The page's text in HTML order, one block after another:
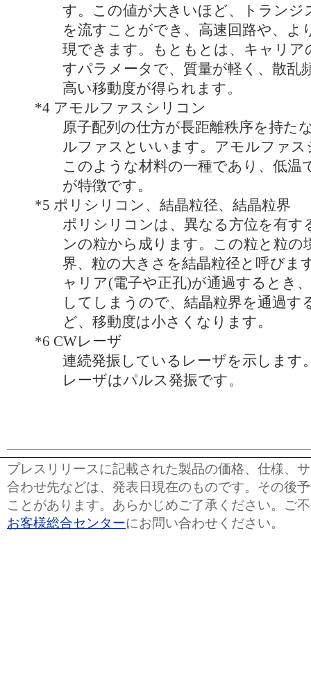
す。この値が大きいほど、トランジ
を流すことができ、高速回路や、よ
現できます。もともとは、キャリア
すパラメータで、質量が軽く、散乱
高い移動度が得られます。
*4 アモルファスシリコン
原子配列の仕方が長距離秩序を持た
ルファスといいます。アモルファス
このような材料の一種であり、低温
が特徴です。
*5 ポリシリコン、結晶粒径、結晶粒界
ポリシリコンは、異なる方位を有す
ンの粒から成ります。この粒と粒の
界、粒の大きさを結晶粒径と呼びま
ャリア(電子や正孔)が通過するとき
してしまうので、結晶粒界を通過す
ど、移動度は小さくなります。
*6 CWレーザ
連続発振しているレーザを示します
レーザはパルス発振です。
プレスリリースに記載された製品の価格、仕様、
合わせ先などは、発表日現在のものです。その後
ことがあります。あらかじめご了承ください。ご
お客様総合センターにお問い合わせください。